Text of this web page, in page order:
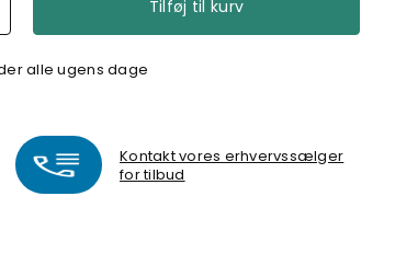
Tilføj til kurv
alle ugens dage
Kontakt vores erhvervssælger
for tilbud